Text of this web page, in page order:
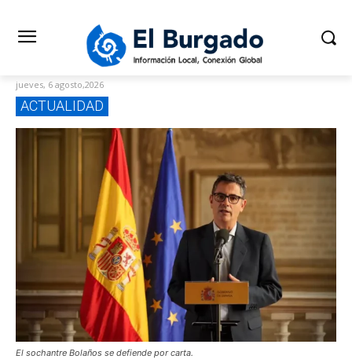
jueves, 6 agosto,2026
ACTUALIDAD
El sochantre Bolaños se defiende por carta.